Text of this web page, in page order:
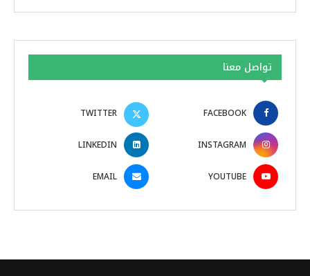
تواصل معنا
FACEBOOK
TWITTER
INSTAGRAM
LINKEDIN
YOUTUBE
EMAIL